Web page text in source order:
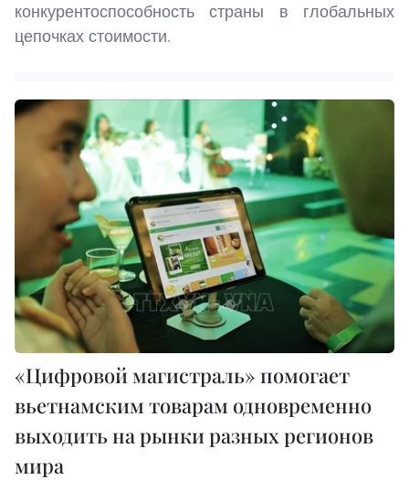
конкурентоспособность страны в глобальных
цепочках стоимости.
«Цифровой магистраль» помогает
вьетнамским товарам одновременно
выходить на рынки разных регионов
мира